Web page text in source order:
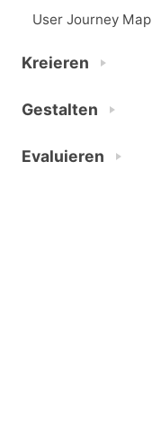
User Journey Map
Kreieren
Gestalten
Evaluieren